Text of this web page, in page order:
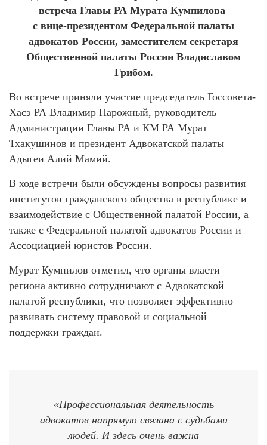
встреча Главы РА Мурата Кумпилова
с вице-президентом Федеральной палаты
адвокатов России, заместителем секретаря
Общественной палаты России Владиславом
Грибом.
Во встрече приняли участие председатель Госсовета-
Хасэ РА Владимир Нарожный, руководитель
Администрации Главы РА и КМ РА Мурат
Тхакушинов и президент Адвокатской палаты
Адыгеи Алий Мамий.
В ходе встречи были обсуждены вопросы развития
институтов гражданского общества в республике и
взаимодействие с Общественной палатой России, а
также с Федеральной палатой адвокатов России и
Ассоциацией юристов России.
Мурат Кумпилов отметил, что органы власти
региона активно сотрудничают с Адвокатской
палатой республики, что позволяет эффективно
развивать систему правовой и социальной
поддержки граждан.
«Профессиональная деятельность
адвокатов напрямую связана с судьбами
людей. И здесь очень важна